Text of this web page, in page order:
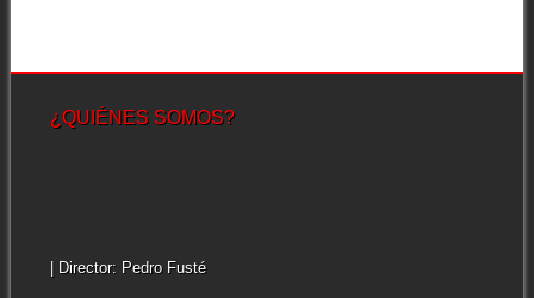
¿QUIÉNES SOMOS?
| Director: Pedro Fusté